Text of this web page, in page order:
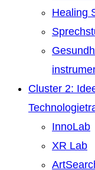
Healing
Cluster 2:
InnoLab
XR Lab